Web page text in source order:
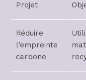
Projet
Réduire
l’empreinte
carbone